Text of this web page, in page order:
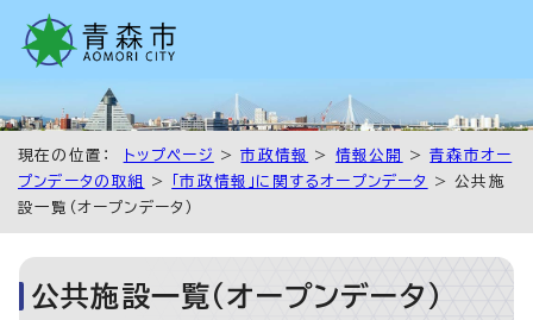
現在の位置： トップページ >市政情報 > 情報公開 >青森市オー
プンデータの取組
> 「市政情報」に関するオープンデータ
> 公共施
設一覧（オープンデータ）
公共施設一覧（オープンデータ）